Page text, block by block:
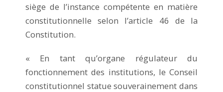
siège de l’instance compétente en matière
constitutionnelle selon l’article 46 de la
Constitution.
« En tant qu’organe régulateur du
fonctionnement des institutions, le Conseil
constitutionnel statue souverainement dans